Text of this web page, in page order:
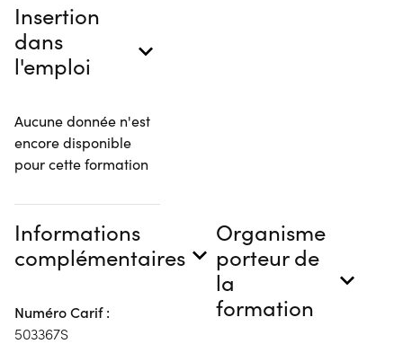
Insertion
dans
l'emploi
Aucune donnée n'est
encore disponible
pour cette formation
Informations
complémentaires
Numéro Carif :
503367S
Organisme
porteur de
la
formation